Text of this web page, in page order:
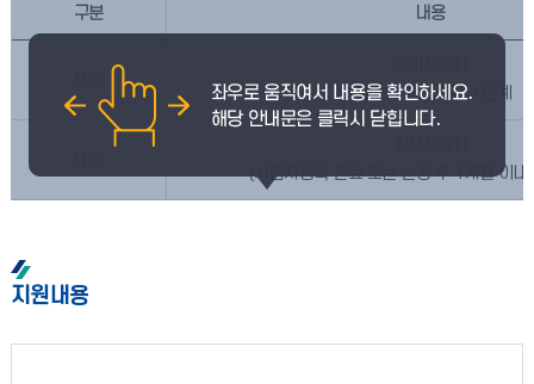
구분 내용
(창업아이디어 구상 단계
(사업자등록 완료 또는 선정 후 1개월 이내
지원내용